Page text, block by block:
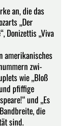
an, die das
„Der
Donizettis „Viva
amerikanisches
zwi-
wie „Bloß
pfiffige
und „Es
die
sind.